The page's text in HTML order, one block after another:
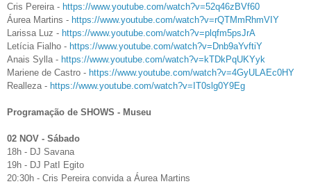
Cris Pereira - https://www.youtube.com/watch?v=52q46zBVf60
Áurea Martins - https://www.youtube.com/watch?v=rQTMmRhmVIY
Larissa Luz - https://www.youtube.com/watch?v=plqfm5psJrA
Letícia Fialho - https://www.youtube.com/watch?v=Dnb9aYvftiY
Anais Sylla - https://www.youtube.com/watch?v=kTDkPqUKYyk
Mariene de Castro - https://www.youtube.com/watch?v=4GyULAEc0HY
Realleza - https://www.youtube.com/watch?v=IT0slg0Y9Eg
Programação de SHOWS - Museu
02 NOV - Sábado
18h - DJ Savana
19h - DJ PatI Egito
20:30h - Cris Pereira convida a Áurea Martins